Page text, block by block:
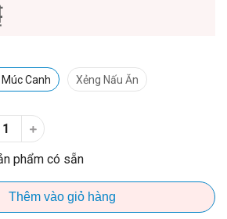
Canh Xẻng Nấu Ăn
phẩm có sẵn
Thêm vào giỏ hàng